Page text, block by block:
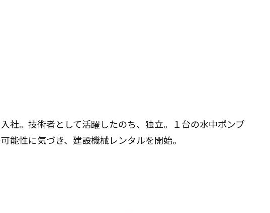
社。技術者として活躍したのち、独立。１台の水中ポンプ
能性に気づき、建設機械レンタルを開始。